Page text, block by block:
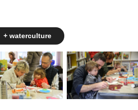
+ waterculture